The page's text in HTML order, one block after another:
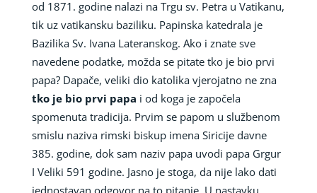
od 1871. godine nalazi na Trgu sv. Petra u Vatikanu,
tik uz vatikansku baziliku. Papinska katedrala je
Bazilika Sv. Ivana Lateranskog. Ako i znate sve
navedene podatke, možda se pitate tko je bio prvi
papa? Dapače, veliki dio katolika vjerojatno ne zna
tko je bio prvi papa i od koga je započela
spomenuta tradicija. Prvim se papom u službenom
smislu naziva rimski biskup imena Siricije davne
385. godine, dok sam naziv papa uvodi papa Grgur
I Veliki 591 godine. Jasno je stoga, da nije lako dati
jednostavan odgovor na to pitanje. U nastavku